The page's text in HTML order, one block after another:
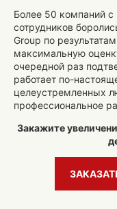
Более 50 компаний с
сотрудников
Group по
максимальную
очередной раз
работает по-
целеустремленных
профессиональное
Закажите